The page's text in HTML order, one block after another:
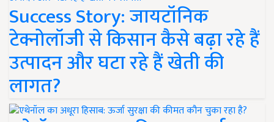
Success Story: जायटॉनिक
टेक्नोलॉजी से किसान कैसे बढ़ा रहे हैं
उत्पादन और घटा रहे हैं खेती की
लागत?